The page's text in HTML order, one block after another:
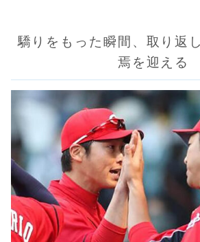
驕りをもった瞬間、取り返
焉を迎える